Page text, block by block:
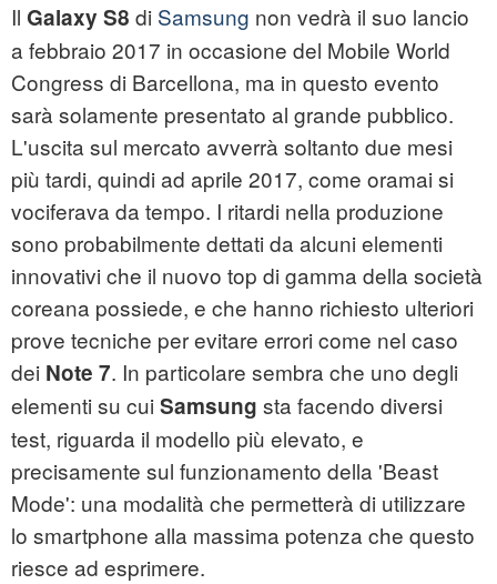
Il Galaxy S8 di Samsung non vedrà il suo lancio
a febbraio 2017 in occasione del Mobile World
Congress di Barcellona, ma in questo evento
sarà solamente presentato al grande pubblico.
L'uscita sul mercato avverrà soltanto due mesi
più tardi, quindi ad aprile 2017, come oramai si
vociferava da tempo. I ritardi nella produzione
sono probabilmente dettati da alcuni elementi
innovativi che il nuovo top di gamma della società
coreana possiede, e che hanno richiesto ulteriori
prove tecniche per evitare errori come nel caso
dei Note 7. In particolare sembra che uno degli
elementi su cui Samsung sta facendo diversi
test, riguarda il modello più elevato, e
precisamente sul funzionamento della 'Beast
Mode': una modalità che permetterà di utilizzare
lo smartphone alla massima potenza che questo
riesce ad esprimere.